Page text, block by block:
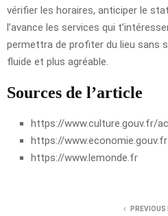
vérifier les horaires, anticiper le
l’avance les services qui
permettra de profiter du lieu sans
fluide et plus agréable.
Sources de l’article
https://www.culture.gouv.fr/
https://www.economie.gouv.fr
https://www.lemonde.fr